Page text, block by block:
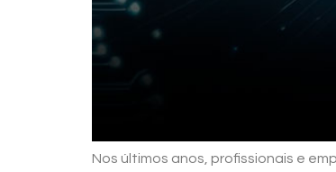
Nos últimos anos, profissionais e